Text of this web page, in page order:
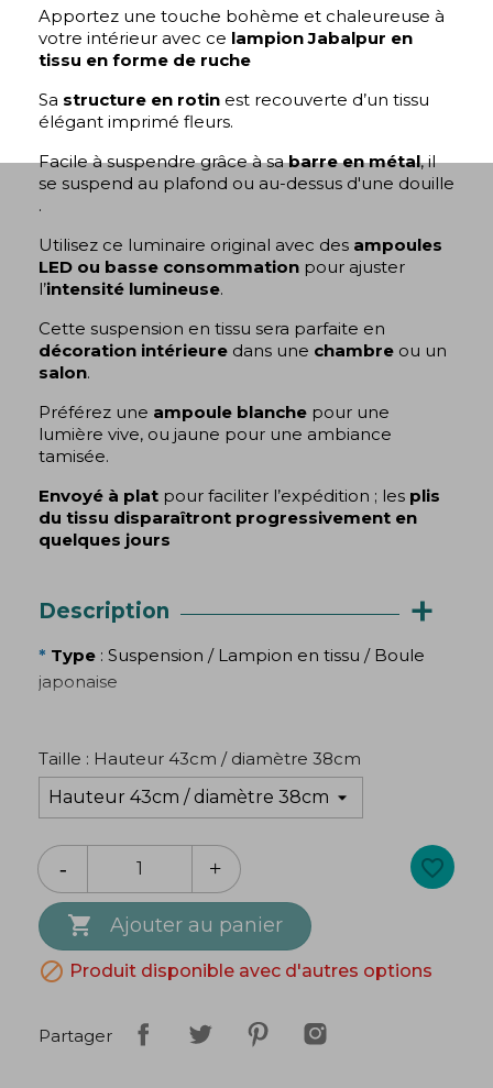
Apportez une touche bohème et chaleureuse à
votre intérieur avec ce lampion Jabalpur en
tissu en forme de ruche
Sa structure en rotin est recouverte d’un tissu
élégant imprimé fleurs.
Facile à suspendre grâce à sabarre en métal, il
se suspend au plafond ou au-dessus d'une douille
.
Utilisez ce luminaire original avec des ampoules
LED ou basse consommation pour ajuster
l’intensité lumineuse.
Cette suspension en tissu sera parfaite en
décoration intérieure dans une chambre ou un
salon.
Préférez une ampoule blanche pour une
lumière vive, ou jaune pour une ambiance
tamisée.
Envoyé à plat pour faciliter l’expédition ; les plis
du tissu disparaîtront progressivement en
quelques jours
Description +
* Type : Suspension / Lampion en tissu / Boule
japonaise
* Forme: Ruche
*Matériaux:Structure : rotin /Revêtement : tissu
*Fabrication : Artisanale
* Installation:
Barre en métal pour une suspension facile
d’une douille
Taille : Hauteur 43cm / diamètre 38cm
 Ajouter au panier
favorite_border
 Produit disponible avec d'autres options
Partager